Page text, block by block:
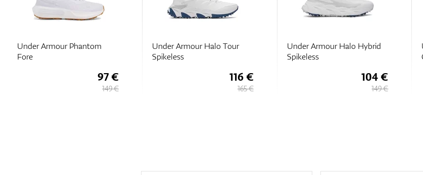
Under Armour Halo Tour
Spikeless
116 €
165 €
Under Armour Halo Hybrid
Spikeless
104 €
149 €
Under Armour Drive Pro
Clone Spikeless
133 €
190 €